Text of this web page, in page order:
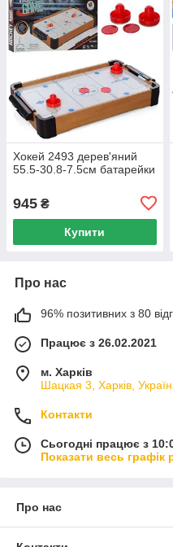
Хокей 2493 дерев'яний
55.5-30.8-7.5см батарейки
945 ₴
Купити
Про нас
96% позитивних з 80
Працює з 26.02.2021
м. Харків
Шацкая 3, Харків,
Контакти
Сьогодні працює з
Показати весь графік
Про нас